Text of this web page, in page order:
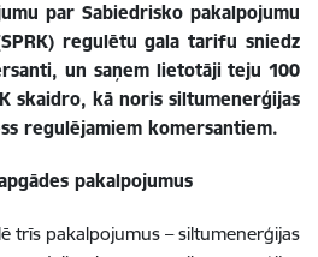
par Sabiedrisko pakalpojumu
regulētu gala tarifu sniedz
un saņem lietotāji teju 100
skaidro, kā noris siltumenerģijas
regulējamiem komersantiem.
pakalpojumus
trīs pakalpojumus – siltumenerģijas